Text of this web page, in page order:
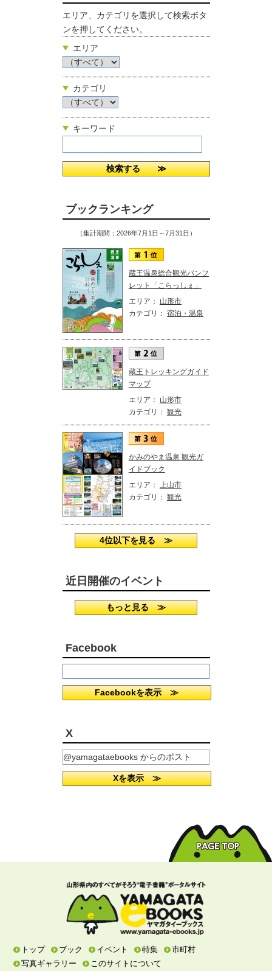
エリア、カテゴリを選択して検索ボタ
ンを押してください。
エリア
カテゴリ
キーワード
ブックランキング
（集計期間：2026年7月1日～7月31日）
蔵王温泉総合観光パンフ
レット「こらっしぇ」
エリア： 山形市
カテゴリ： 宿泊・温泉
蔵王トレッキングガイド
マップ
エリア： 山形市
カテゴリ： 観光
かみのやま温泉 観光ガ
イドブック
エリア： 上山市
カテゴリ： 観光
4位以下を見る ≫
近日開催のイベント
もっと見る ≫
Facebook
Facebookを表示 ≫
X
@yamagataebooks からのポスト
Xを表示 ≫
トップ ブック イベント 特集
市町村
写真ギャラリー
このサイトについて